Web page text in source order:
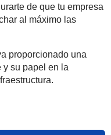
de que tu empresa
al máximo las
proporcionado una
y su papel en la